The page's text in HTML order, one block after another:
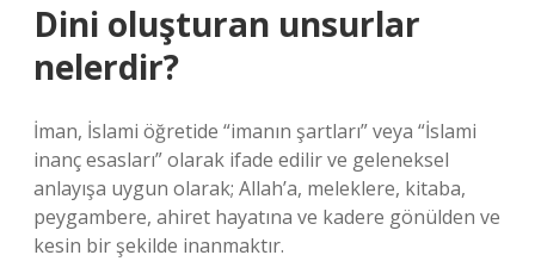
Dini oluşturan unsurlar
nelerdir?
İman, İslami öğretide “imanın şartları” veya “İslami
inanç esasları” olarak ifade edilir ve geleneksel
anlayışa uygun olarak; Allah’a, meleklere, kitaba,
peygambere, ahiret hayatına ve kadere gönülden ve
kesin bir şekilde inanmaktır.